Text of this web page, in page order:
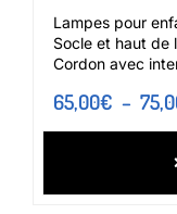
Lampes pour
Socle et haut de
Cordon avec
65,00€ –